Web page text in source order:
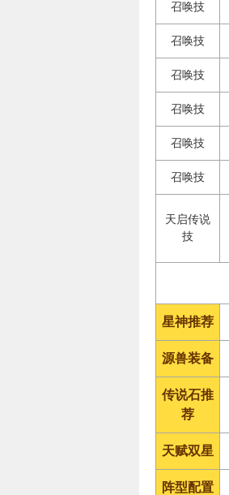
召唤技
召唤技
召唤技
召唤技
召唤技
召唤技
天启传说
技
星神推荐
源兽装备
传说石推
荐
天赋双星
阵型配置